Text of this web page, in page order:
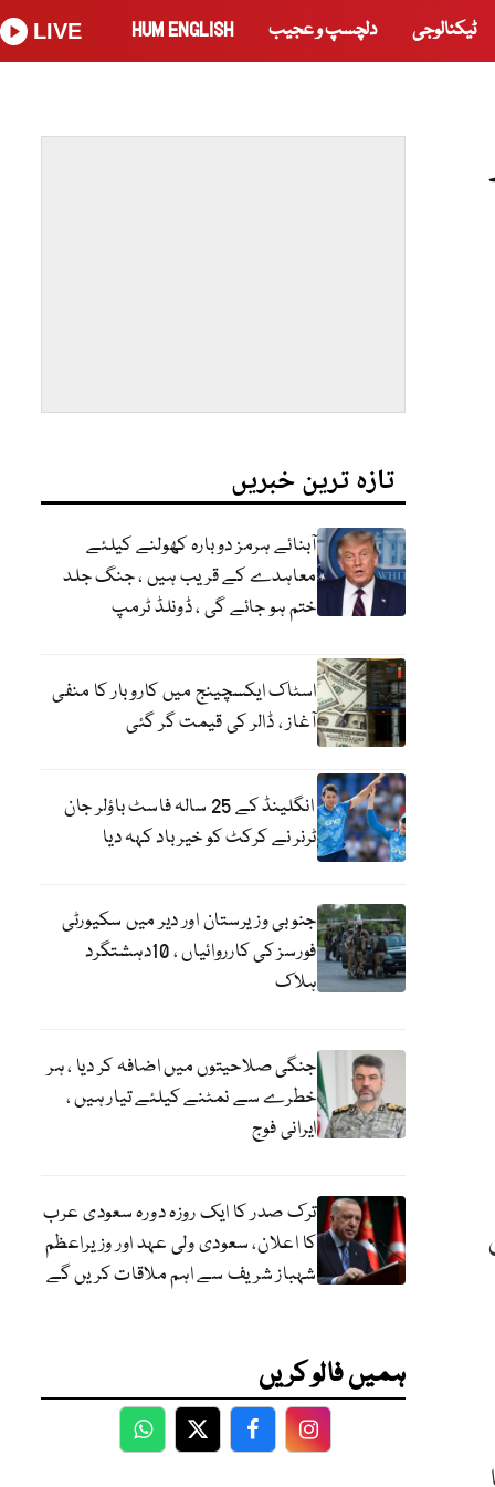
ٹیکنالوجی دلچسپ و عجیب HUM ENGLISH
LIVE
تازہ ترین خبریں
آبنائے ہرمز دوبارہ کھولنے کیلئے
معاہدے کے قریب ہیں ، جنگ جلد
ختم ہو جائے گی ، ڈونلڈ ٹرمپ
اسٹاک ایکسچینج میں کاروبار کا منفی
آغاز ، ڈالر کی قیمت گر گئی
انگلینڈ کے 25 سالہ فاسٹ باؤلر جان
ٹرنر نے کرکٹ کو خیر باد کہہ دیا
جنوبی وزیرستان اور دیر میں سکیورٹی
فورسز کی کارروائیاں ، 10دہشتگرد
ہلاک
جنگی صلاحیتوں میں اضافہ کر دیا ، ہر
خطرے سے نمٹنے کیلئے تیار ہیں ،
ایرانی فوج
ترک صدر کا ایک روزہ دورہ سعودی عرب
کا اعلان، سعودی ولی عہد اور وزیراعظم
شہباز شریف سے اہم ملاقات کریں گے
ہمیں فالو کریں
WhatsApp
TwitterFacebookFacebook